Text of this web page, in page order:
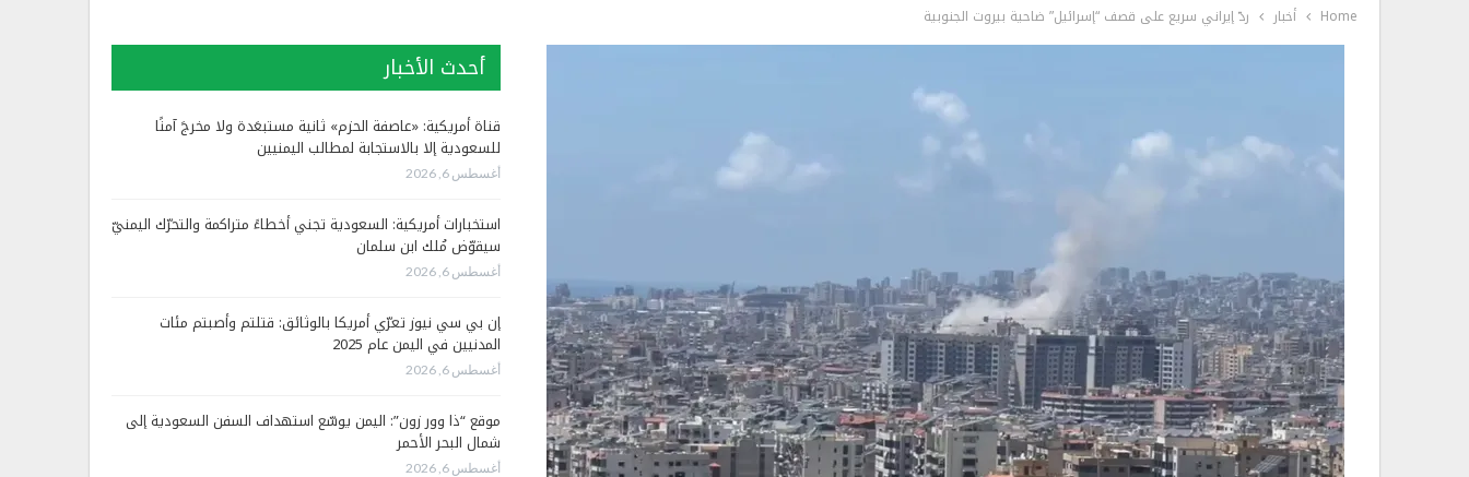
Home أخبار ردّ إيراني سريع على قصف “إسرائيل” ضاحية بيروت الجنوبية
أحدث الأخبار
قناة أمريكية: «عاصفة الحزم» ثانية مستبعَدة ولا مخرجَ آمنًا
للسعودية إلا بالاستجابة لمطالب اليمنيين
أغسطس 6, 2026
استخبارات أمريكية: السعودية تجني أخطاءً متراكمة والتحرّك اليمنيّ
سيقوّض مُلك ابن سلمان
أغسطس 6, 2026
إن بي سي نيوز تعرّي أمريكا بالوثائق: قتلتم وأصبتم مئات
المدنيين في اليمن عام 2025
أغسطس 6, 2026
موقع “ذا وور زون”: اليمن يوسّع استهداف السفن السعودية إلى
شمال البحر الأحمر
أغسطس 6, 2026